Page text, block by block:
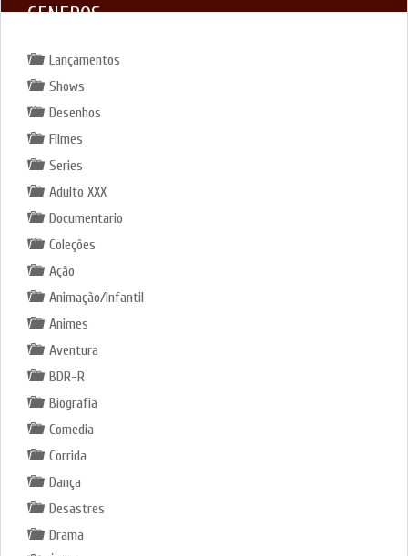
GENEROS
Lançamentos
Shows
Desenhos
Filmes
Series
Adulto XXX
Documentario
Coleções
Ação
Animação/Infantil
Animes
Aventura
BDR-R
Biografia
Comedia
Corrida
Dança
Desastres
Drama